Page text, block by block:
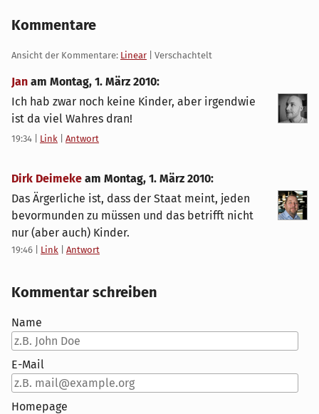
Kommentare
Ansicht der Kommentare: Linear | Verschachtelt
Jan am Montag, 1. März 2010:
Ich hab zwar noch keine Kinder, aber irgendwie
ist da viel Wahres dran!
19:34 Link Antwort
Dirk Deimeke am Montag, 1. März 2010:
Das Ärgerliche ist, dass der Staat meint, jeden
bevormunden zu müssen und das betrifft nicht
nur (aber auch) Kinder.
19:46 Link Antwort
Kommentar schreiben
Name
E-Mail
Homepage